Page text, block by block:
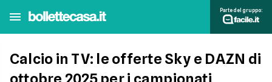
Parte del gruppo:
Calcio in TV: le offerte Sky e DAZN di